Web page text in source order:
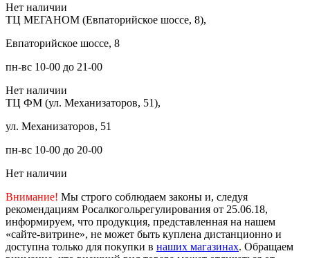
Нет наличии
ТЦ МЕГАНОМ (Евпаторийское шоссе, 8),
Евпаторийское шоссе, 8
пн-вс 10-00 до 21-00
Нет наличии
ТЦ ФМ (ул. Механизаторов, 51),
ул. Механизаторов, 51
пн-вс 10-00 до 20-00
Нет наличии
Внимание! Мы строго соблюдаем законы и, следуя
рекомендациям Росалкогольрегулирования от 25.06.18,
информируем, что продукция, представленная на нашем
«сайте-витрине», не может быть куплена дистанционно и
доступна только для покупки в наших магазинах. Обращаем